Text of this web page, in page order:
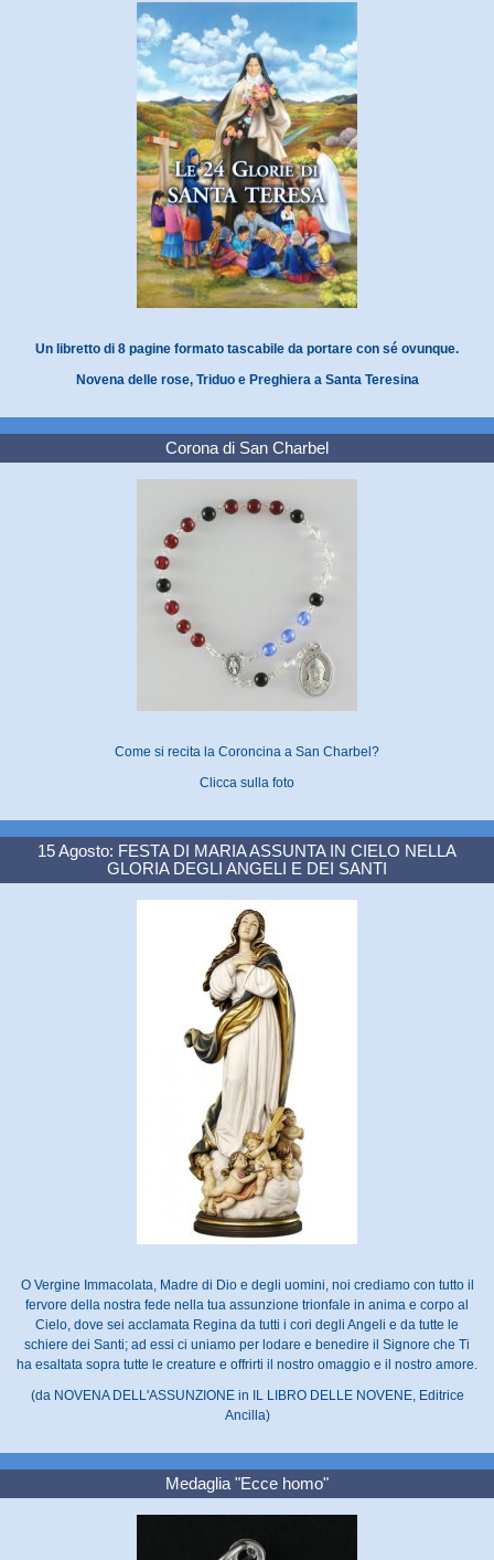
Un libretto di 8 pagine formato tascabile da portare con sé ovunque.
Novena delle rose, Triduo e Preghiera a Santa Teresina
Corona di San Charbel
Come si recita la Coroncina a San Charbel?
Clicca sulla foto
15 Agosto: FESTA DI MARIA ASSUNTA IN CIELO NELLA
GLORIA DEGLI ANGELI E DEI SANTI
O Vergine Immacolata, Madre di Dio e degli uomini, noi crediamo con tutto il
fervore della nostra fede nella tua assunzione trionfale in anima e corpo al
Cielo, dove sei acclamata Regina da tutti i cori degli Angeli e da tutte le
schiere dei Santi; ad essi ci uniamo per lodare e benedire il Signore che Ti
ha esaltata sopra tutte le creature e offrirti il nostro omaggio e il nostro amore.
(da NOVENA DELL'ASSUNZIONE in IL LIBRO DELLE NOVENE, Editrice
Ancilla)
Medaglia "Ecce homo"